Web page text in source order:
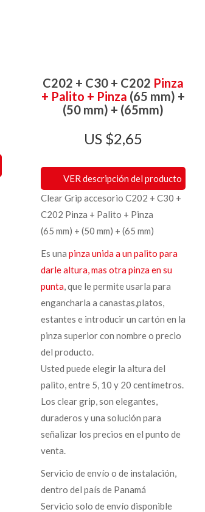
C202 + C30 + C202 Pinza
+ Palito + Pinza (65 mm) +
(50 mm) + (65mm)
$2,65
VER descripción del producto
Clear Grip accesorio C202 + C30 +
C202 Pinza + Palito + Pinza
(65 mm) + (50 mm) + (65 mm)
Es unapinza unida a un palito para
darle altura, mas otra pinza en su
punta, que le permite usarla para
engancharla a canastas,platos,
estantes e introducir un cartón en la
pinza superior con nombre o precio
del producto.
Usted puede elegir la altura del
palito, entre 5, 10 y 20 centímetros.
Los clear grip, son elegantes,
duraderos y una solución para
señalizar los precios en el punto de
venta.
Servicio de envío o de instalación,
dentro del país de Panamá
Servicio solo de envío disponible